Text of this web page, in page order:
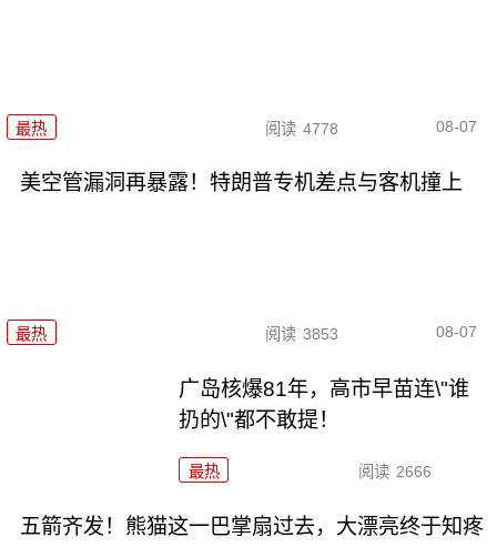
最热 阅读 4778 08-07
美空管漏洞再暴露！特朗普专机差点与客机撞上
最热 阅读 3853 08-07
广岛核爆81年，高市早苗连\"谁
扔的\"都不敢提！
最热 阅读 2666
五箭齐发！熊猫这一巴掌扇过去，大漂亮终于知疼